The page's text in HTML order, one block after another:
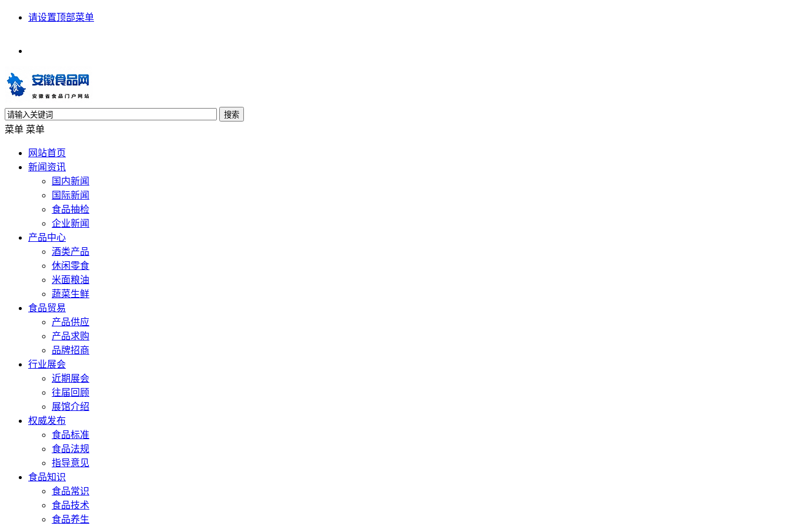
请设置顶部菜单
搜索
菜单 菜单
网站首页
新闻资讯
国内新闻
国际新闻
食品抽检
企业新闻
产品中心
酒类产品
休闲零食
米面粮油
蔬菜生鲜
食品贸易
产品供应
产品求购
品牌招商
行业展会
近期展会
往届回顾
展馆介绍
权威发布
食品标准
食品法规
指导意见
食品知识
食品常识
食品技术
食品养生